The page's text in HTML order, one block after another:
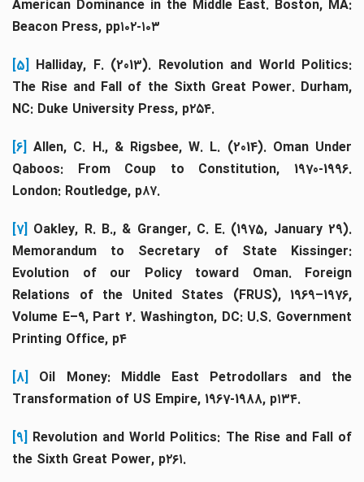
American Dominance in the Middle East. Boston, MA:
Beacon Press, pp۱۰۲-۱۰۳
[5] Halliday, F. (2013). Revolution and World Politics:
The Rise and Fall of the Sixth Great Power. Durham,
NC: Duke University Press, p۲۵۴.
[6] Allen, C. H., & Rigsbee, W. L. (2014). Oman Under
Qaboos: From Coup to Constitution, 1970-1996.
London: Routledge, p۸۷.
[7] Oakley, R. B., & Granger, C. E. (1975, January 29).
Memorandum to Secretary of State Kissinger:
Evolution of our Policy toward Oman. Foreign
Relations of the United States (FRUS), 1969–1976,
Volume E–9, Part 2. Washington, DC: U.S. Government
Printing Office, p۴
[8] Oil Money: Middle East Petrodollars and the
Transformation of US Empire, 1967-1988, p۱۳۴.
[9] Revolution and World Politics: The Rise and Fall of
the Sixth Great Power, p۲۶۱.